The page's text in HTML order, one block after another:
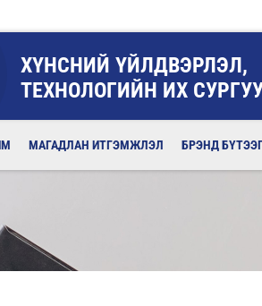
ХҮНСНИЙ ҮЙЛДВЭРЛЭЛ,
ТЕХНОЛОГИЙН ИХ
МАГАДЛАН ИТГЭМЖЛЭЛ БРЭНД